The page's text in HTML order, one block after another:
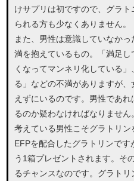
けサプリは初ですので、グラ
られる方も少なくありません。
また、男性は意識していなか
満を抱えているもの。「満足
くなってマンネリ化している
る」などの不満がありますが
えずにいるのです。男性であ
るのか疑わなければなりませ
考えている男性こそグラトリン
EFPを配合したグラトリンで
う1箱プレゼントされます。そ
るチャンスなのです。グラト